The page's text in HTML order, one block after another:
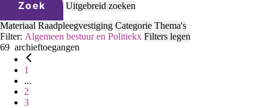
Zoek
Uitgebreid zoeken
Materiaal Raadpleegvestiging Categorie Thema's
Filter: Algemeen bestuur en Politiekx Filters legen
69 archieftoegangen
1
...
2
3